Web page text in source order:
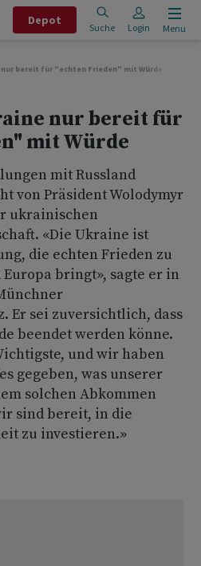
Depot
Suche Login Menu
bereit für "echten Frieden" mit Würde
nur bereit für
mit Würde
mit Russland
von Präsident Wolodymyr
ukrainischen
«Die Ukraine ist
die echten Frieden zu
bringt», sagte er in
Er sei zuversichtlich, dass
beendet werden könne.
und wir haben
gegeben, was unserer
solchen Abkommen
sind bereit, in die
zu investieren.»